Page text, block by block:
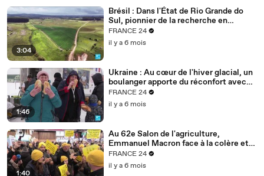
3:04
Brésil : Dans l'État de Rio Grande do
Sul, pionnier de la recherche en
agriculture durable
FRANCE 24
il y a 6 mois
1:46
Ukraine : Au cœur de l'hiver glacial, un
boulanger apporte du réconfort avec
son pain
FRANCE 24
il y a 6 mois
1:40
Au 62e Salon de l'agriculture,
Emmanuel Macron face à la colère et
aux inquiétudes des agriculteurs
FRANCE 24
il y a 6 mois